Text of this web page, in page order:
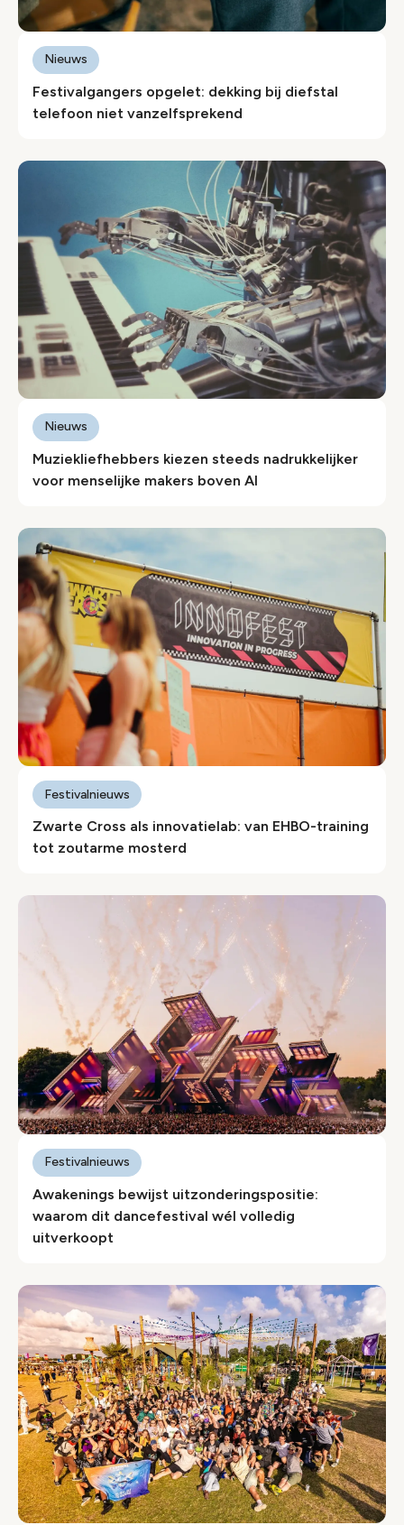
Festivalgangers opgelet: dekking bij diefstal
telefoon niet vanzelfsprekend
Nieuws
Muziekliefhebbers kiezen steeds nadrukkelijker
voor menselijke makers boven AI
Nieuws
Zwarte Cross als innovatielab: van EHBO-training
tot zoutarme mosterd
Festivalnieuws
Awakenings bewijst uitzonderingspositie:
waarom dit dancefestival wél volledig
uitverkoopt
Festivalnieuws